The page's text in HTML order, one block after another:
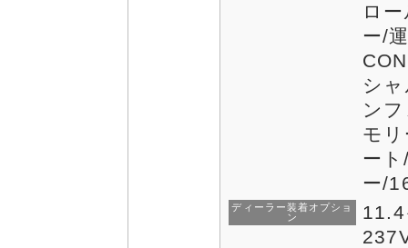
ロ
ー/
シ
ン
モ
ー
ー/
ディーラー装着オプショ
ン